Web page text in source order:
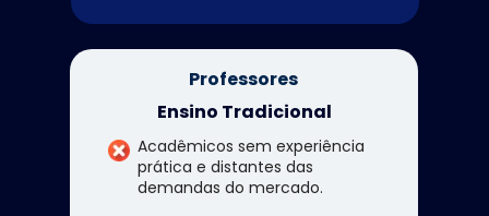
Ensino Tradicional
Acadêmicos sem experiência
prática e distantes das
demandas do mercado.
Professores